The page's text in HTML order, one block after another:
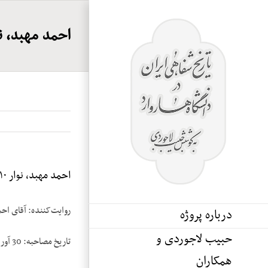
درباره پروژه
حبیب لاجوردی و
همکاران
احمد مهبد،
احمد مهبد، نوار ۱۰
روایت‌کننده: آقای
تاریخ مصاحبه: 30 آوریل 1985